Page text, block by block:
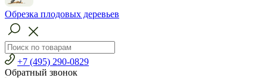
Обрезка плодовых деревьев
+7 (495) 290-0829
Обратный звонок